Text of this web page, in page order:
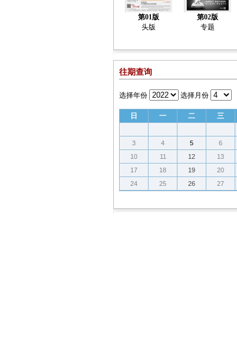
第01版
头版
第02版
专题
往期查询
选择年份 选择月份
日 一 二 三
3
4 5 6
10
11 12 13
17
18 19 20
24
25 26 27